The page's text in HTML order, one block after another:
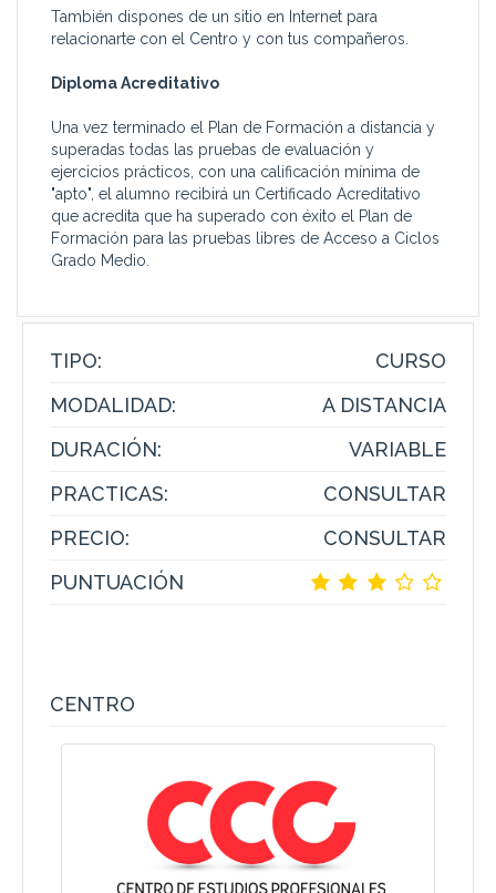
También dispones de un sitio en Internet para
relacionarte con el Centro y con tus compañeros.
Diploma Acreditativo
Una vez terminado el Plan de Formación a distancia y
superadas todas las pruebas de evaluación y
ejercicios prácticos, con una calificación mínima de
"apto", el alumno recibirá un Certificado Acreditativo
que acredita que ha superado con éxito el Plan de
Formación para las pruebas libres de Acceso a Ciclos
Grado Medio.
TIPO:
CURSO
MODALIDAD:
A DISTANCIA
DURACIÓN:
VARIABLE
PRACTICAS:
CONSULTAR
PRECIO:
CONSULTAR
PUNTUACIÓN
CENTRO